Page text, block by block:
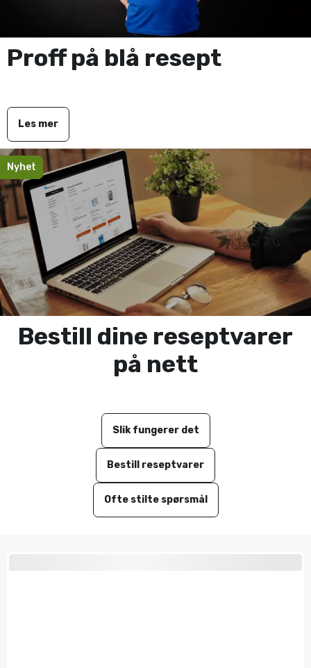
Proff på blå resept
Les mer
Nyhet
Bestill dine reseptvarer
på nett
Slik fungerer det
Bestill reseptvarer
Ofte stilte spørsmål